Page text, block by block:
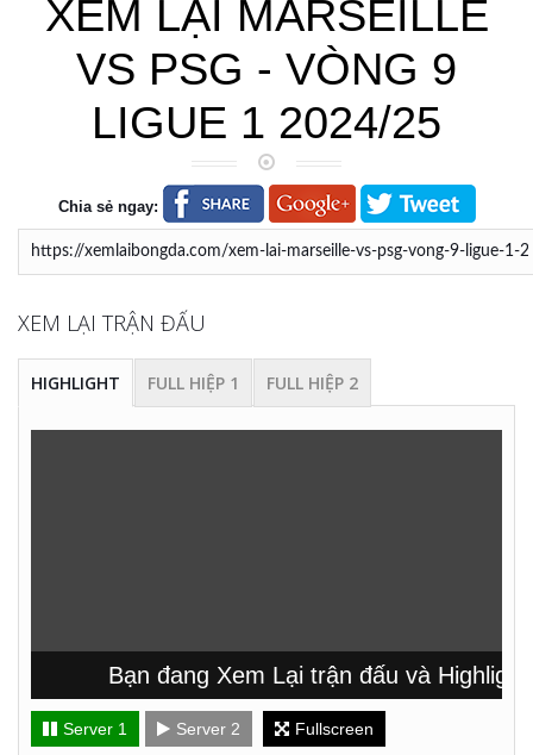
XEM LẠI MARSEILLE
VS PSG - VÒNG 9
LIGUE 1 2024/25
Chia sẻ ngay:
XEM LẠI TRẬN ĐẤU
HIGHLIGHT FULL HIỆP 1 FULL HIỆP 2
Bạn đang Xem Lại trận đấu và
Server 1 Server 2 Fullscreen